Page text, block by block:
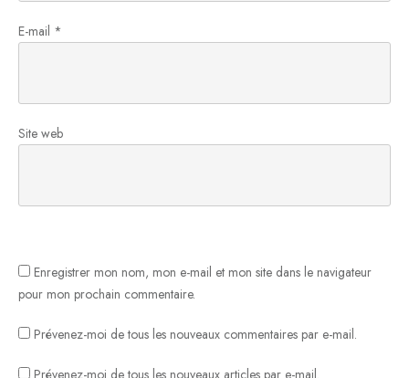
E-mail *
Site web
Enregistrer mon nom, mon e-mail et mon site dans le navigateur
pour mon prochain commentaire.
Prévenez-moi de tous les nouveaux commentaires par e-mail.